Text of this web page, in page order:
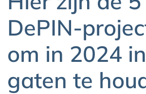
DePIN-
om in 2024
gaten te